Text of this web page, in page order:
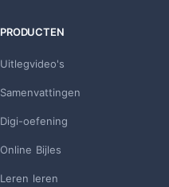
PRODUCTEN
Uitlegvideo's
Samenvattingen
Digi-oefening
Online Bijles
Leren leren